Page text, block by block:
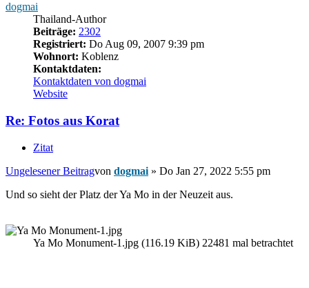
dogmai
Thailand-Author
Beiträge: 2302
Registriert: Do Aug 09, 2007 9:39 pm
Wohnort: Koblenz
Kontaktdaten:
Kontaktdaten von dogmai
Website
Re: Fotos aus Korat
Zitat
Ungelesener Beitragvon dogmai » Do Jan 27, 2022 5:55 pm
Und so sieht der Platz der Ya Mo in der Neuzeit aus.
Ya Mo Monument-1.jpg (116.19 KiB) 22481 mal betrachtet